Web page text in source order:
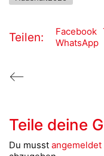
Teilen: Facebook
WhatsApp
Teile deine
Du musst angemeldet